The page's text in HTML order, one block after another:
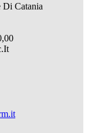
Catania